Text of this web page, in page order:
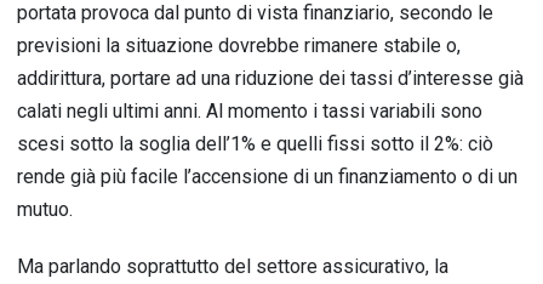
portata provoca dal punto di vista finanziario, secondo le
previsioni la situazione dovrebbe rimanere stabile o,
addirittura, portare ad una riduzione dei tassi d’interesse già
calati negli ultimi anni. Al momento i tassi variabili sono
scesi sotto la soglia dell’1% e quelli fissi sotto il 2%: ciò
rende già più facile l’accensione di un finanziamento o di un
mutuo.
Ma parlando soprattutto del settore assicurativo, la